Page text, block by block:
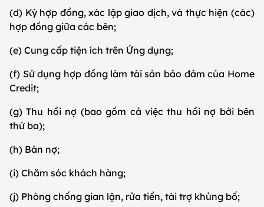
(d) Ký hợp đồng, xác lập giao dịch, và thực hiện (các)
hợp đồng giữa các bên;
(e) Cung cấp tiện ích trên Ứng dụng;
(f) Sử dụng hợp đồng làm tài sản bảo đảm của Home
Credit;
(g) Thu hồi nợ (bao gồm cả việc thu hồi nợ bởi bên
thứ ba);
(h) Bán nợ;
(i) Chăm sóc khách hàng;
(j) Phòng chống gian lận, rửa tiền, tài trợ khủng bố;